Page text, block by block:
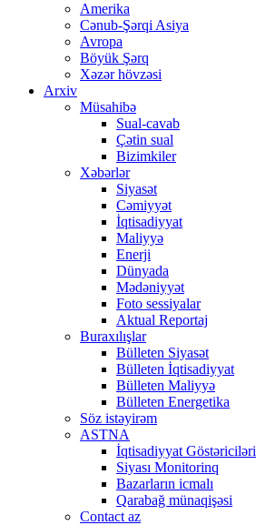
Amerika
Cənub-Şərqi Asiya
Avropa
Böyük Şərq
Xəzər hövzəsi
Arxiv
Müsahibə
Sual-cavab
Çətin sual
Bizimkiler
Xəbərlər
Siyasət
Cəmiyyət
İqtisadiyyat
Maliyyə
Enerji
Dünyada
Mədəniyyət
Foto sessiyalar
Aktual Reportaj
Buraxılışlar
Bülleten Siyasət
Bülleten İqtisadiyyat
Bülleten Maliyyə
Bülleten Energetika
Söz istəyirəm
ASTNA
İqtisadiyyat Göstəriciləri
Siyası Monitorinq
Bazarların icmalı
Qarabağ münaqişəsi
Contact az